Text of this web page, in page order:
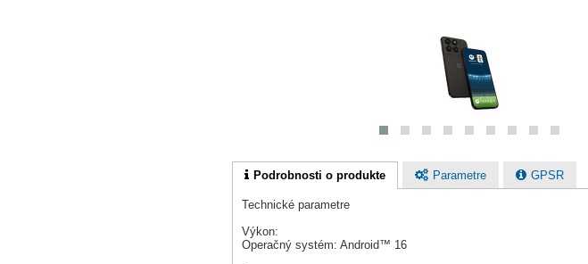
Podrobnosti o produkte Parametre GPSR
Technické parametre
Výkon:
Operačný systém: Android™ 16